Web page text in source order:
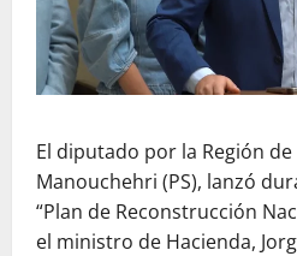
El diputado por la Región
Manouchehri (PS), lanzó
“Plan de Reconstrucción
el ministro de Hacienda,